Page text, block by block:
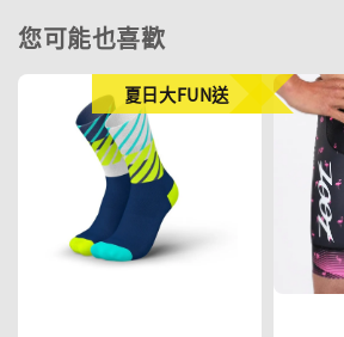
您可能也喜歡
夏日大FUN送